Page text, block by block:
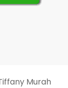
Murah